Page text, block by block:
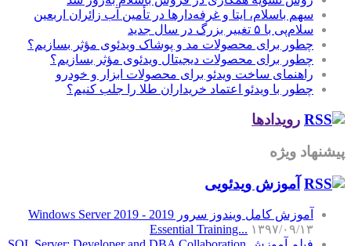
سهم باسلام، ایتا و غرفه‌دارها در تأمین آب زائران اربعین
سلام‌پی با ۵ تغییر بزرگ در سال جدید
چطور برای محصولات مد و پوشاک ویدئوی مؤثر بسازیم؟
چطور برای محصولات دیجیتال ویدئوی مؤثر بسازیم؟
راهنمای ساخت ویدئو برای محصولات ابزار و خودرو
چطور با ویدئو اعتماد خریداران طلا را جلب کنیم؟
رویدادها
پیشنهاد ویژه
آموزش‌ ویدئویی
آموزش کامل ویندوز سرور 2019 - Windows Server 2019
Essential Training... ۱۳۹۷/۰۹/۱۳